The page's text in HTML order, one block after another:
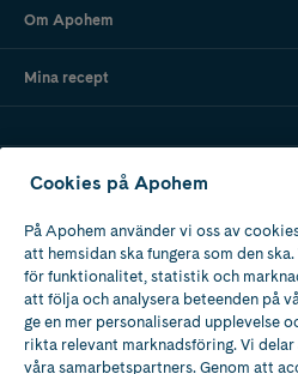
Om Apohem
Mina recept
Ladda ner vår app
Apotek med tillstånd
av Läkemedelsverket
Cookies på Apohem
På Apohem använder vi oss av
att hemsidan ska fungera som den
för funktionalitet, statistik och
att följa och analysera beteenden på
ge en mer personaliserad upplevelse
rikta relevant marknadsföring. Vi
våra samarbetspartners. Genom att